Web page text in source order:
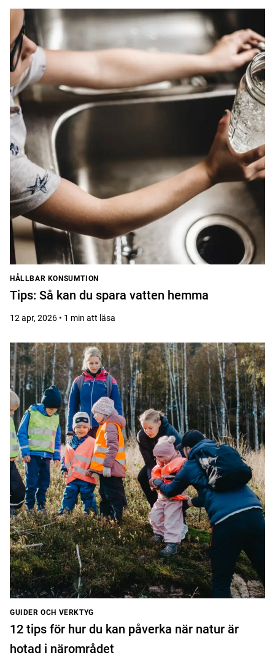
HÅLLBAR KONSUMTION
Tips: Så kan du spara vatten hemma
12 apr, 2026 • 1 min att läsa
GUIDER OCH VERKTYG
12 tips för hur du kan påverka när natur är
hotad i närområdet